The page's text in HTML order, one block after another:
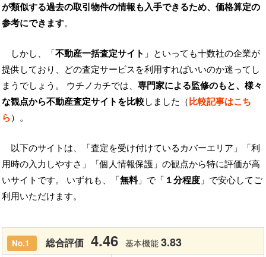
が類似する過去の取引物件の情報も入手できるため、価格算定の
参考にできます。
しかし、「不動産一括査定サイト 」といっても十数社の企業が
提供しており、どの査定サービスを利用すればいいのか迷ってし
まうでしょう。 ウチノカチでは、 専門家による監修のもと、様々
な観点から不動産査定サイトを比較しました（比較記事はこち
ら）。
以下のサイトは、「査定を受け付けているカバーエリア」「利
用時の入力しやすさ」「個人情報保護」の観点から特に評価が高
いサイトです。 いずれも、「無料」で「 １分程度 」で安心してご
利用いただけます。